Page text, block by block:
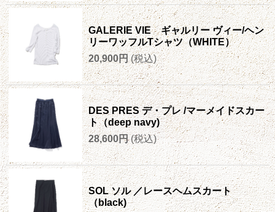
GALERIE VIE ギャルリー ヴィー/ヘン
リーワッフルTシャツ（WHITE）
20,900円 (税込)
DES PRES デ・プレ /マーメイドスカー
ト（deep navy)
28,600円 (税込)
SOL ソル ／レースヘムスカート
（black)